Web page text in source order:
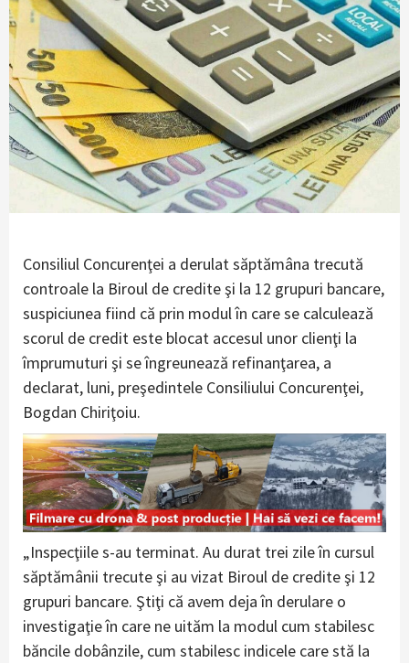
Consiliul Concurenţei a derulat săptămâna trecută
controale la Biroul de credite şi la 12 grupuri bancare,
suspiciunea fiind că prin modul în care se calculează
scorul de credit este blocat accesul unor clienţi la
împrumuturi şi se îngreunează refinanţarea, a
declarat, luni, preşedintele Consiliului Concurenţei,
Bogdan Chiriţoiu.
„Inspecţiile s-au terminat. Au durat trei zile în cursul
săptămânii trecute şi au vizat Biroul de credite şi 12
grupuri bancare. Ştiţi că avem deja în derulare o
investigaţie în care ne uităm la modul cum stabilesc
băncile dobânzile, cum stabilesc indicele care stă la